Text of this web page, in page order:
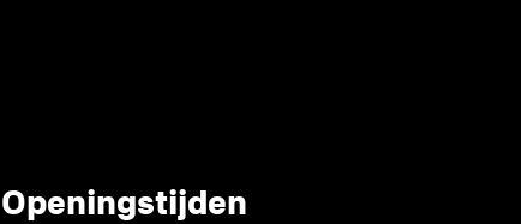
Openingstijden